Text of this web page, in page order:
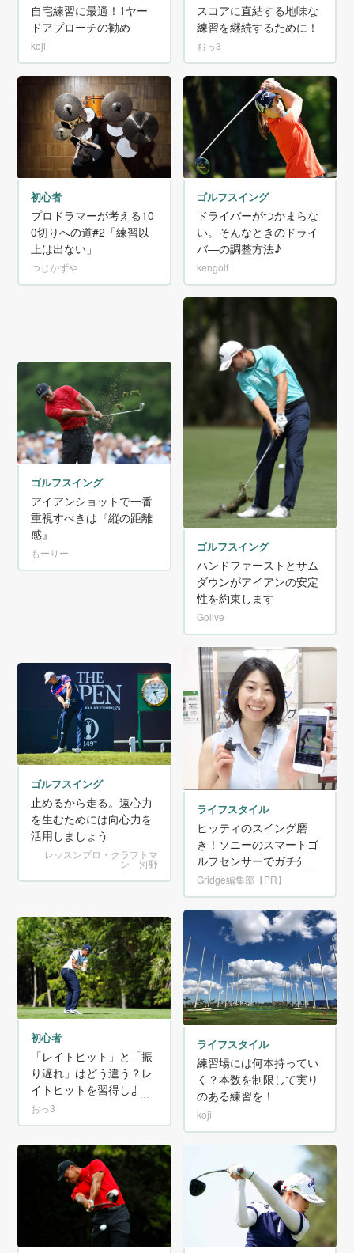
自宅練習に最適！1ヤー
ドアプローチの勧め
koji
スコアに直結する地味な
練習を継続するために！
おっ3
初心者
プロドラマーが考える10
0切りへの道#2「練習以
上は出ない」
つじかずや
ゴルフスイング
ドライバーがつかまらな
い。そんなときのドライ
バ―の調整方法♪
kengolf
ゴルフスイング
アイアンショットで一番
重視すべきは『縦の距離
感』
もーりー ゴルフスイング
ハンドファーストとサム
ダウンがアイアンの安定
性を約束します
Golive
ゴルフスイング
止めるから走る。遠心力
を生むためには向心力を
活用しましょう
レッスンプロ・クラフトマ
ン 河野
ライフスタイル
ヒッティのスイング磨
き！ソニーのスマートゴ
ルフセンサーでガチ分
析！【PR】
Gridge編集部【PR】
初心者
「レイトヒット」と「振
り遅れ」はどう違う？レ
イトヒットを習得しよ
う！
おっ3
ライフスタイル
練習場には何本持ってい
く？本数を制限して実り
のある練習を！
koji